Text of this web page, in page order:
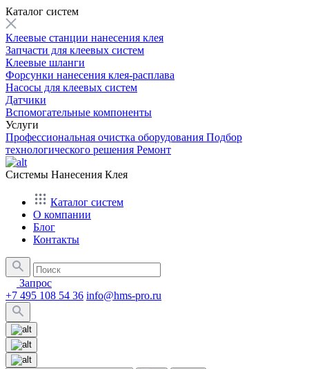
Каталог систем
Клеевые станции нанесения клея
Запчасти для клеевых систем
Клеевые шланги
Форсунки нанесения клея-расплава
Насосы для клеевых систем
Датчики
Вспомогательные компоненты
Услуги
Профессиональная очистка оборудования Подбор
технологического решения Ремонт
Системы Нанесения Клея
Каталог систем
О компании
Блог
Контакты
Запрос
+7 495 108 54 36 info@hms-pro.ru